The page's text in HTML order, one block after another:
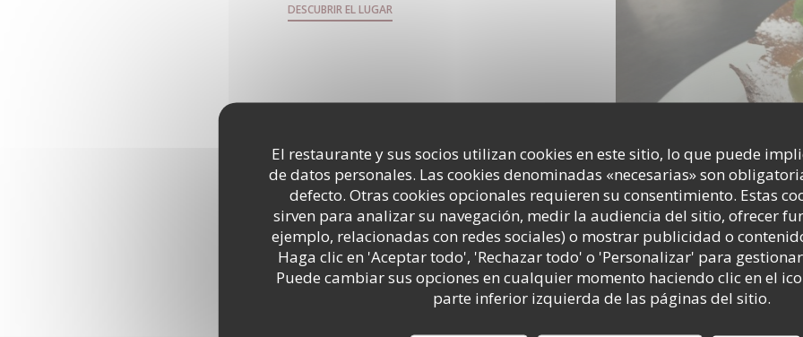
El restaurante y sus socios utilizan cookies en este sitio, lo que puede
de datos personales. Las cookies denominadas «necesarias» son
defecto. Otras cookies opcionales requieren su consentimiento. Estas
sirven para analizar su navegación, medir la audiencia del sitio, ofrecer
ejemplo, relacionadas con redes sociales) o mostrar publicidad o
Haga clic en 'Aceptar todo', 'Rechazar todo' o 'Personalizar' para
Puede cambiar sus opciones en cualquier momento haciendo clic en el
parte inferior izquierda de las páginas del sitio.
DESCUBRIR EL LUGAR